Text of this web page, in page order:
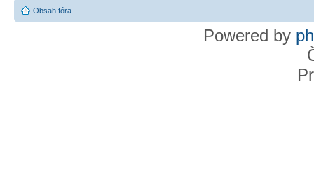
Obsah fóra
Powered by